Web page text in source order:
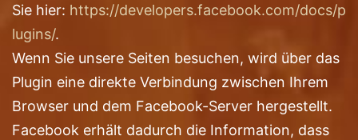
Sie hier: https://​deve​lo​pers​.face​book​.com/​d​o​c​s​/​p​
l​u​g​i​ns/.
Wenn Sie unse­re Sei­ten besu­chen, wird über das
Plug­in eine direk­te Ver­bin­dung zwi­schen Ihrem
Brow­ser und dem Face­book-Ser­ver her­ge­stellt.
Face­book erhält dadurch die Infor­ma­ti­on, dass